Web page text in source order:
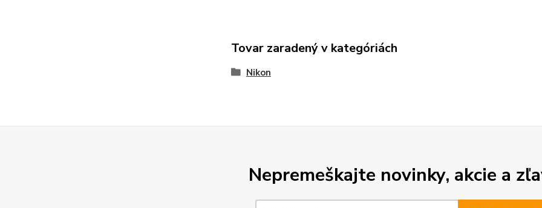
Tovar zaradený v kategóriách
Nikon
Nepremeškajte novinky, akcie a